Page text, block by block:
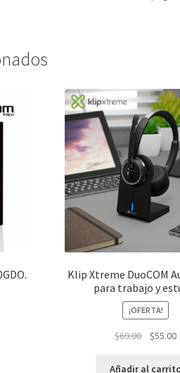
Klip Xtreme DuoCOM
para trabajo y
¡OFERTA!
$69.00
original
$55.00El
Añadir al